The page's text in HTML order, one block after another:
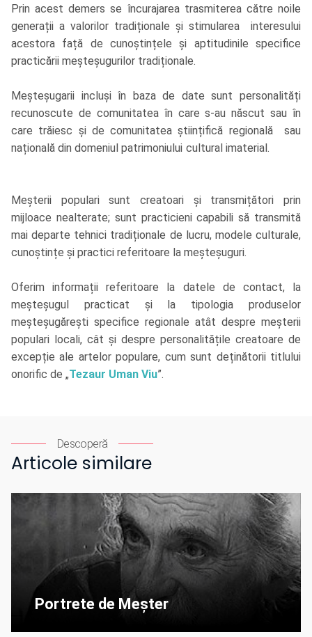
Prin acest demers se încurajarea trasmiterea către noile
generații a valorilor tradiționale și stimularea interesului
acestora față de cunoștințele și aptitudinile specifice
practicării meșteșugurilor tradiționale.
Meșteșugarii incluși în baza de date sunt personalități
recunoscute de comunitatea în care s-au născut sau în
care trăiesc și de comunitatea științifică regională sau
națională din domeniul patrimoniului cultural imaterial.
Meșterii populari sunt creatoari și transmițători prin
mijloace nealterate; sunt practicieni capabili să transmită
mai departe tehnici tradiționale de lucru, modele culturale,
cunoștințe și practici referitoare la meșteșuguri.
Oferim informații referitoare la datele de contact, la
meșteșugul practicat și la tipologia produselor
meșteșugărești specifice regionale atât despre meșterii
populari locali, cât și despre personalitățile creatoare de
excepție ale artelor populare, cum sunt deținătorii titlului
onorific de „Tezaur Uman Viu”.
Descoperă
Articole similare
Portrete de Meșter